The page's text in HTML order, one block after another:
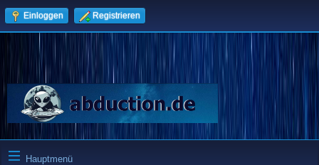
Einloggen Registrieren
Hauptmenü